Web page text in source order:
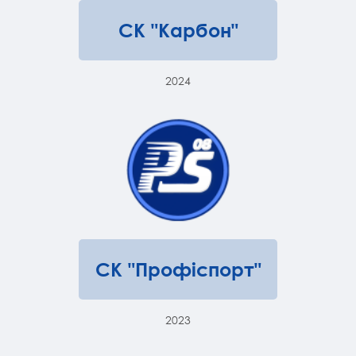
СК "Карбон"
2024
СК "Профіспорт"
2023